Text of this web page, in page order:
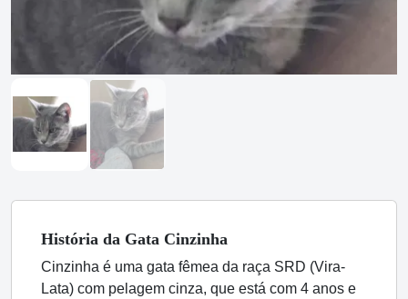
História da Gata Cinzinha
Cinzinha é uma gata fêmea da raça SRD (Vira-
Lata) com pelagem cinza, que está com 4 anos e